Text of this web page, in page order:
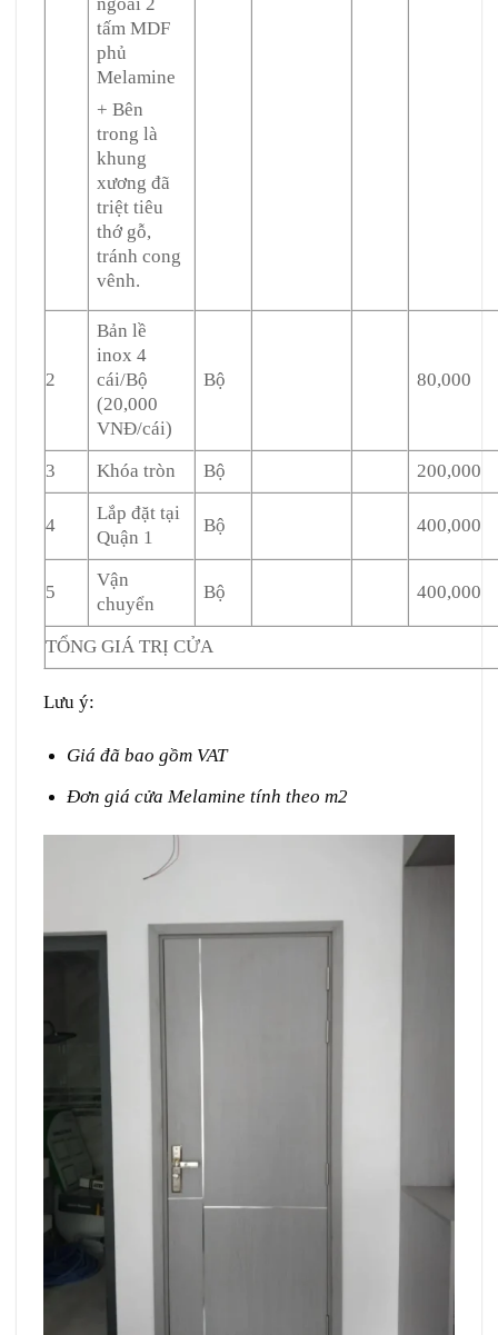
tấm MDF
phủ
Melamine
+ Bên
trong là
khung
xương đã
triệt tiêu
thớ gỗ,
tránh cong
vênh.
2
Bản lề
inox 4
cái/Bộ
(20,000
VNĐ/cái)
Bộ 80,000
3 Khóa tròn Bộ 200,000
4
Lắp đặt tại
Quận 1
Bộ 400,000
5
Vận
chuyển
Bộ 400,000
TỔNG GIÁ TRỊ CỬA
Lưu ý:
Giá đã bao gồm VAT
Đơn giá cửa Melamine tính theo m2